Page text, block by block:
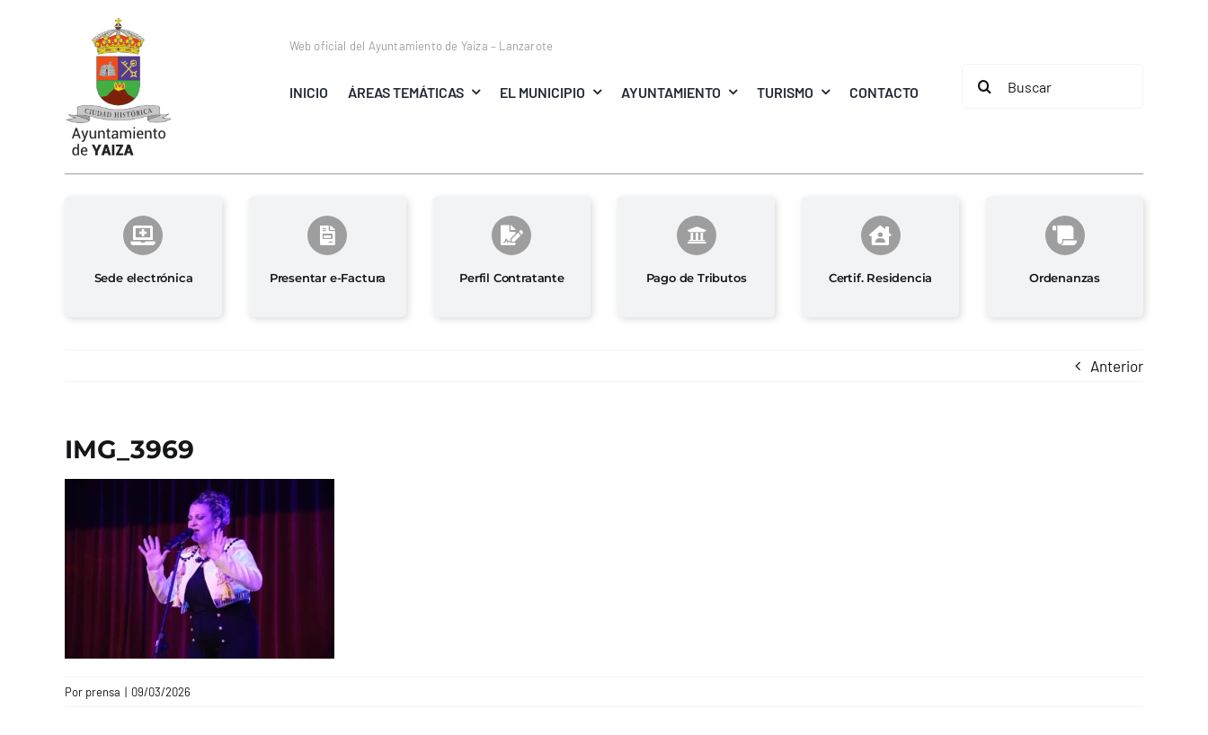
Web oficial del Ayuntamiento de Yaiza – Lanzarote
INICIO ÁREAS TEMÁTICAS EL MUNICIPIO AYUNTAMIENTO TURISMO CONTACTO
Buscar:
Sede electrónica Presentar e-Factura Perfil Contratante Pago de Tributos Certif. Residencia Ordenanzas
Anterior
IMG_3969
Por prensa | 09/03/2026